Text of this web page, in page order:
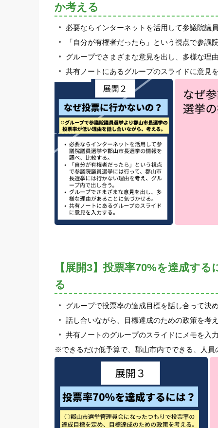
か考える
必要ならインターネットを活用して参議院議
「自分が有権者だったら」という視点で参
グループでさまざまな意見を出し、多様な理
共有ノートにあるグループのスライドに意見
【展開3】投票率70%を達成す
る
グループで投票率の達成目標を話し合って決
話し合いながら、目標達成のための政策を考
共有ノートのグループのスライドにメモを入
※できるだけ低予算で、郡山市内でできる、人